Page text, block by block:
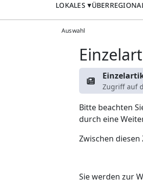
LOKALES
Auswahl
Zugriff auf
Bitte beachten
durch eine
Zwischen
Sie werden zur